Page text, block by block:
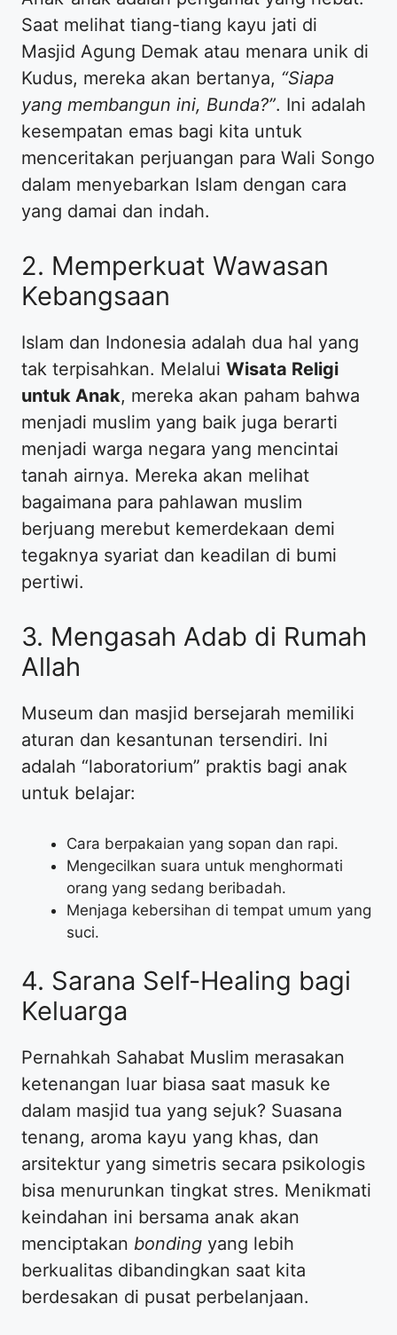
Saat melihat tiang-tiang kayu jati di
Masjid Agung Demak atau menara unik di
Kudus, mereka akan bertanya, “Siapa
yang membangun ini, Bunda?”. Ini adalah
kesempatan emas bagi kita untuk
menceritakan perjuangan para Wali Songo
dalam menyebarkan Islam dengan cara
yang damai dan indah.
​2. Memperkuat Wawasan
Kebangsaan
​Islam dan Indonesia adalah dua hal yang
tak terpisahkan. Melalui Wisata Religi
untuk Anak, mereka akan paham bahwa
menjadi muslim yang baik juga berarti
menjadi warga negara yang mencintai
tanah airnya. Mereka akan melihat
bagaimana para pahlawan muslim
berjuang merebut kemerdekaan demi
tegaknya syariat dan keadilan di bumi
pertiwi.
​3. Mengasah Adab di Rumah
Allah
​Museum dan masjid bersejarah memiliki
aturan dan kesantunan tersendiri. Ini
adalah “laboratorium” praktis bagi anak
untuk belajar:
​Cara berpakaian yang sopan dan rapi.
​Mengecilkan suara untuk menghormati
orang yang sedang beribadah.
​Menjaga kebersihan di tempat umum yang
suci.
​4. Sarana Self-Healing bagi
Keluarga
​Pernahkah Sahabat Muslim merasakan
ketenangan luar biasa saat masuk ke
dalam masjid tua yang sejuk? Suasana
tenang, aroma kayu yang khas, dan
arsitektur yang simetris secara psikologis
bisa menurunkan tingkat stres. Menikmati
keindahan ini bersama anak akan
menciptakan bonding yang lebih
berkualitas dibandingkan saat kita
berdesakan di pusat perbelanjaan.